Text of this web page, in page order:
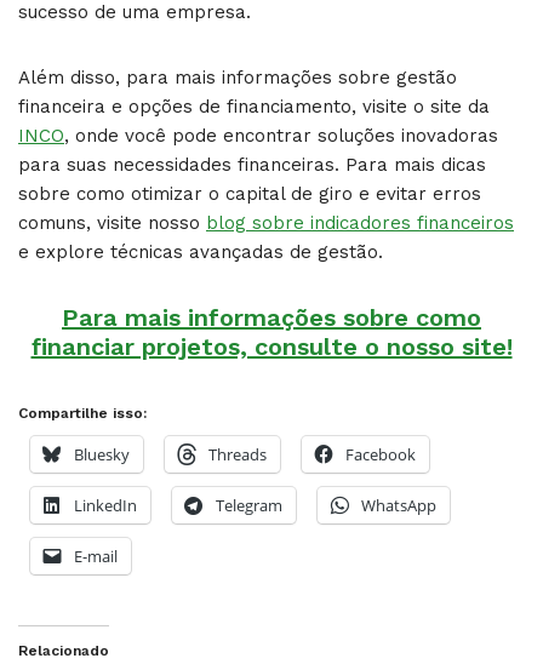
sucesso de uma empresa.
Além disso, para mais informações sobre gestão
financeira e opções de financiamento, visite o site da
INCO, onde você pode encontrar soluções inovadoras
para suas necessidades financeiras. Para mais dicas
sobre como otimizar o capital de giro e evitar erros
comuns, visite nosso blog sobre indicadores financeiros
e explore técnicas avançadas de gestão.
Para mais informações sobre como
financiar projetos, consulte o nosso site!
Compartilhe isso:
Bluesky Threads Facebook
LinkedIn Telegram WhatsApp
E-mail
Relacionado